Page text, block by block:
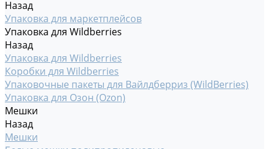
Назад
Упаковка для маркетплейсов
Упаковка для Wildberries
Назад
Упаковка для Wildberries
Коробки для Wildberries
Упаковочные пакеты для Вайлдберриз (WildBerries)
Упаковка для Озон (Ozon)
Мешки
Назад
Мешки